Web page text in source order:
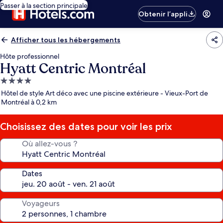
Passer à la section principale
Obtenir l’appli
Afficher tous les hébergements
Hôte professionnel
Hyatt Centric Montréal
Hébergement
4.0 étoiles
Hôtel de style Art déco avec une piscine extérieure - Vieux-Port de
Montréal à 0,2 km
Choisissez des dates pour voir les prix
Où allez-vous ?
Dates
Voyageurs